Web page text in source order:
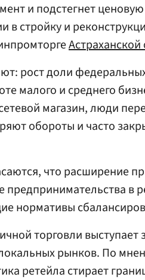
и подстегнет
в стройку и
Астраханской
рост доли
малого и среднего
магазин, люди
обороты и часто
что расширение
предпринимательства в
нормативы
торговли выступает
рынков. По
ретейла стирает